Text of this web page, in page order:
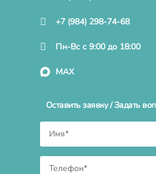
+7 (984) 298-74-68
Пн-Вс с 9:00 до 18:00
MAX
Оставить заявку / Задать